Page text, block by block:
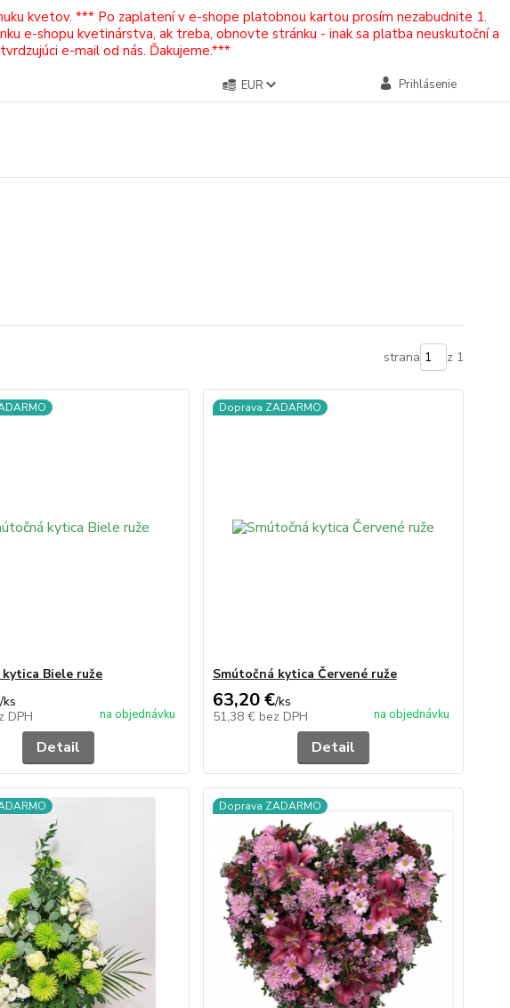
kvetov. *** Po zaplatení v e-shope platobnou kartou prosím nezabudnite 1.
e-shopu kvetinárstva, ak treba, obnovte stránku - inak sa platba neuskutoční a
e-mail od nás. Ďakujeme.***
EUR Prihlásenie
strana z 1
Biele ruže
/ks
DPH na objednávku
Detail
Doprava ZADARMO
Smútočná kytica Červené ruže
63,20 €/ks
51,38 € bez DPH na objednávku
Detail
Doprava ZADARMO